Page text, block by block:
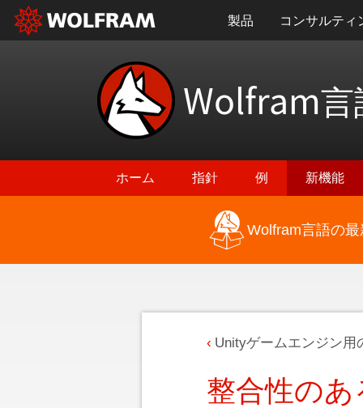
製品 コンサルティ
Wolfram言
ホーム 指針 例 新機能
Wolfram言語の
Unityゲームエンジン用
整合性のあ